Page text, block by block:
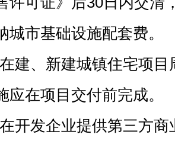
城市基础设施配套费。
建、新建城镇住宅项
应在项目交付前完成。
开发企业提供第三方